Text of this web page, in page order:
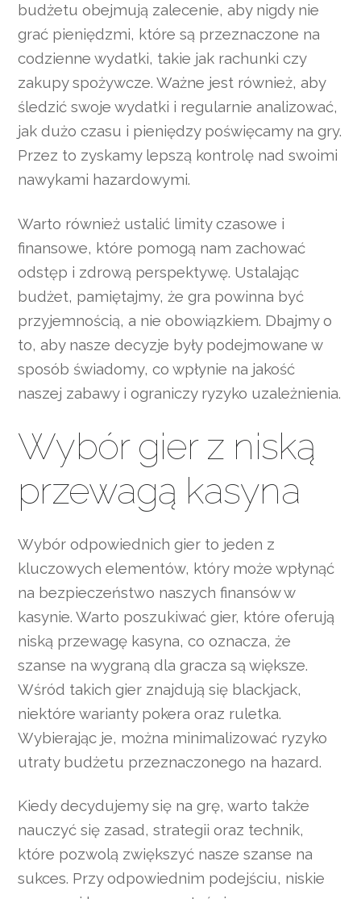
budżetu obejmują zalecenie, aby nigdy nie
grać pieniędzmi, które są przeznaczone na
codzienne wydatki, takie jak rachunki czy
zakupy spożywcze. Ważne jest również, aby
śledzić swoje wydatki i regularnie analizować,
jak dużo czasu i pieniędzy poświęcamy na gry.
Przez to zyskamy lepszą kontrolę nad swoimi
nawykami hazardowymi.
Warto również ustalić limity czasowe i
finansowe, które pomogą nam zachować
odstęp i zdrową perspektywę. Ustalając
budżet, pamiętajmy, że gra powinna być
przyjemnością, a nie obowiązkiem. Dbajmy o
to, aby nasze decyzje były podejmowane w
sposób świadomy, co wpłynie na jakość
naszej zabawy i ograniczy ryzyko uzależnienia.
Wybór gier z niską
przewagą kasyna
Wybór odpowiednich gier to jeden z
kluczowych elementów, który może wpłynąć
na bezpieczeństwo naszych finansów w
kasynie. Warto poszukiwać gier, które oferują
niską przewagę kasyna, co oznacza, że
szanse na wygraną dla gracza są większe.
Wśród takich gier znajdują się blackjack,
niektóre warianty pokera oraz ruletka.
Wybierając je, można minimalizować ryzyko
utraty budżetu przeznaczonego na hazard.
Kiedy decydujemy się na grę, warto także
nauczyć się zasad, strategii oraz technik,
które pozwolą zwiększyć nasze szanse na
sukces. Przy odpowiednim podejściu, niskie